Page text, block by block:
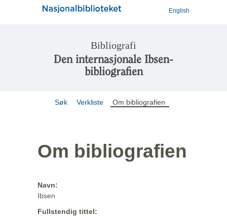
English
Bibliografi
Den internasjonale Ibsen-
bibliografien
Søk Verkliste Om bibliografien
Om bibliografien
Navn:
Ibsen
Fullstendig tittel: